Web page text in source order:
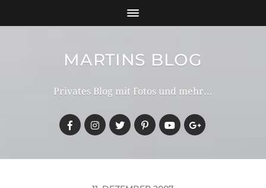
MARTINS BLOG
Privates Blog mit Fotos und mehr...